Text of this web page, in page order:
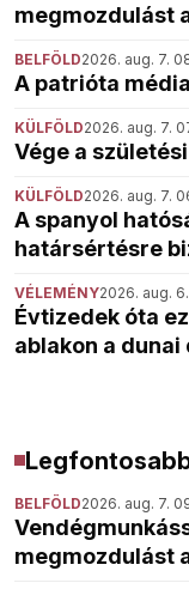
megmozdulást
BELFÖLD2026. aug. 7.
A patrióta
KÜLFÖLD2026. aug. 7.
Vége a
KÜLFÖLD2026. aug. 7.
A spanyol
határsértésre
VÉLEMÉNY2026. aug.
Évtizedek óta
ablakon a
BELFÖLD2026. aug. 7.
megmozdulást